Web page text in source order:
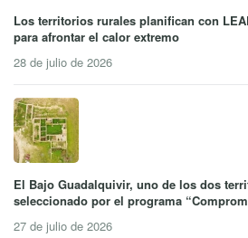
Los territorios rurales planifican con
para afrontar el calor extremo
28 de julio de 2026
El Bajo Guadalquivir, uno de los dos
seleccionado por el programa
27 de julio de 2026